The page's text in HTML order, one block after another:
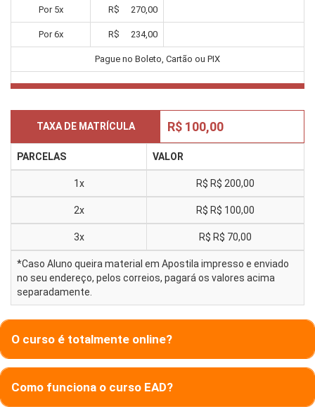
Por 5x R$ 270,00
Por6x R$ 234,00
Pague no Boleto, Cartão ou PIX
TAXA DE MATRÍCULA R$ 100,00
PARCELAS VALOR
1x R$ R$ 200,00
2x R$ R$ 100,00
3x R$ R$ 70,00
*Caso Aluno queira material em Apostila impresso e enviado
no seu endereço, pelos correios, pagará os valores acima
separadamente.
O curso é totalmente online?
Como funciona o curso EAD?